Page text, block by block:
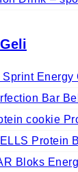
Energy
Bar
cookie
Protein
Bloks